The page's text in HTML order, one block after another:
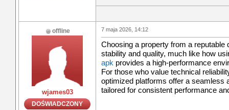
offline
wjames03
DOŚWIADCZONY
7 maja 2026, 14:12
Choosing a property from a reputable
stability and quality, much like how
apk provides a high-performance
For those who value technical
optimized platforms offer a seamless
tailored for consistent performance